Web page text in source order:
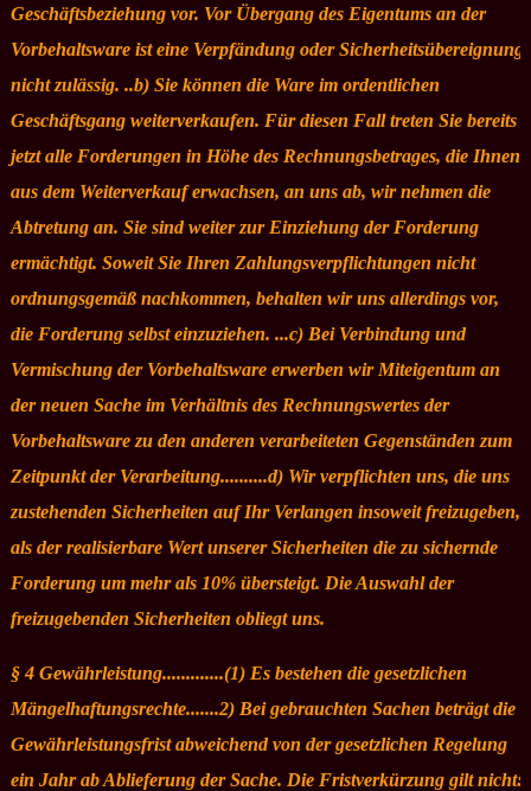
Geschäftsbeziehung vor. Vor Übergang des Eigentums an der
Vorbehaltsware ist eine Verpfändung oder Sicherheitsübereignung
nicht zulässig. ..b) Sie können die Ware im ordentlichen
Geschäftsgang weiterverkaufen. Für diesen Fall treten Sie bereits
jetzt alle Forderungen in Höhe des Rechnungsbetrages, die Ihnen
aus dem Weiterverkauf erwachsen, an uns ab, wir nehmen die
Abtretung an. Sie sind weiter zur Einziehung der Forderung
ermächtigt. Soweit Sie Ihren Zahlungsverpflichtungen nicht
ordnungsgemäß nachkommen, behalten wir uns allerdings vor,
die Forderung selbst einzuziehen. ...c) Bei Verbindung und
Vermischung der Vorbehaltsware erwerben wir Miteigentum an
der neuen Sache im Verhältnis des Rechnungswertes der
Vorbehaltsware zu den anderen verarbeiteten Gegenständen zum
Zeitpunkt der Verarbeitung..........d) Wir verpflichten uns, die uns
zustehenden Sicherheiten auf Ihr Verlangen insoweit freizugeben,
als der realisierbare Wert unserer Sicherheiten die zu sichernde
Forderung um mehr als 10% übersteigt. Die Auswahl der
freizugebenden Sicherheiten obliegt uns.
§ 4 Gewährleistung.............(1) Es bestehen die gesetzlichen
Mängelhaftungsrechte.......2) Bei gebrauchten Sachen beträgt die
Gewährleistungsfrist abweichend von der gesetzlichen Regelung
ein Jahr ab Ablieferung der Sache. Die Fristverkürzung gilt nicht: